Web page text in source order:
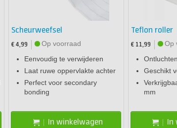
Scheurweefsel
€ 4,99
Op voorraad
Eenvoudig te verwijderen
Laat ruwe oppervlakte achter
Perfect voor secondary
bonding
In winkelwagen
Teflon roller
€ 11,99
Op
Geschikt
mm
In